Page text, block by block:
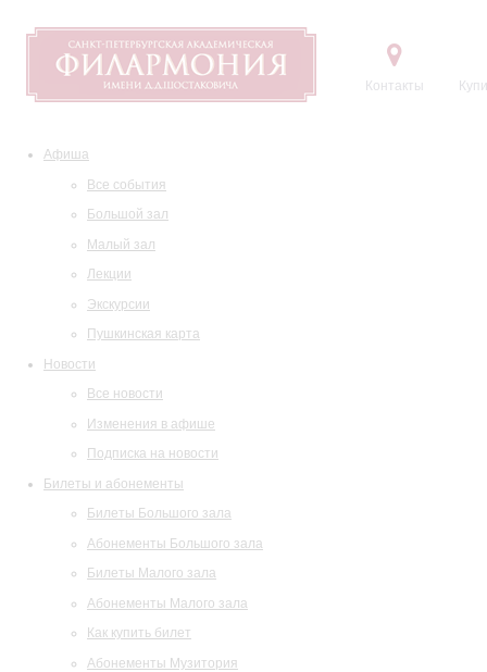
Контакты
Афиша
Все события
Большой зал
Малый зал
Лекции
Экскурсии
Пушкинская карта
Новости
Все новости
Изменения в афише
Подписка на новости
Билеты и абонементы
Билеты Большого зала
Абонементы Большого зала
Билеты Малого зала
Абонементы Малого зала
Как купить билет
Абонементы Музитория